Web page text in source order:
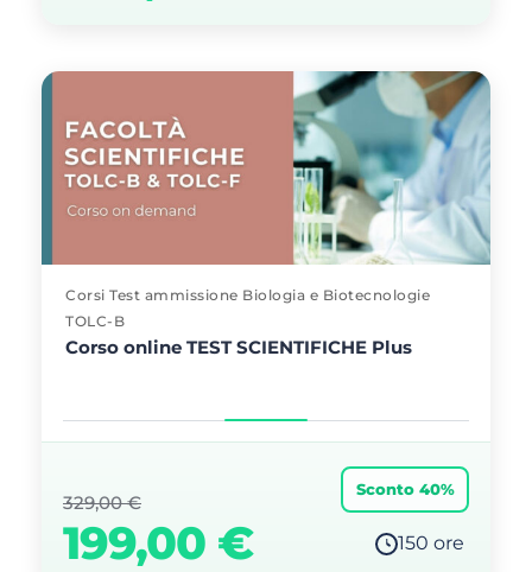
Corsi Test ammissione Biologia e Biotecnologie
TOLC-B
Corso online TEST SCIENTIFICHE Plus
329,00€
199,00 €
Sconto 40%
150 ore